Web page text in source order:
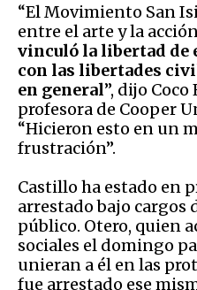
“El Movimiento San
entre el arte y la
vinculó la libertad de
con las libertades
en general”, dijo
profesora de Cooper
“Hicieron esto en un
frustración”.
Castillo ha estado en
arrestado bajo cargos
público. Otero, quien
sociales el domingo
unieran a él en las
fue arrestado ese